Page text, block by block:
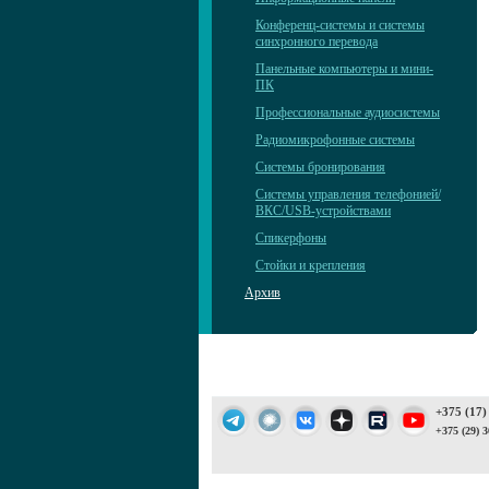
Конференц-системы и системы
синхронного перевода
Панельные компьютеры и мини-
ПК
Профессиональные аудиосистемы
Радиомикрофонные системы
Системы бронирования
Системы управления телефонией/
ВКС/USB-устройствами
Спикерфоны
Стойки и крепления
Архив
+375
+375 (29)